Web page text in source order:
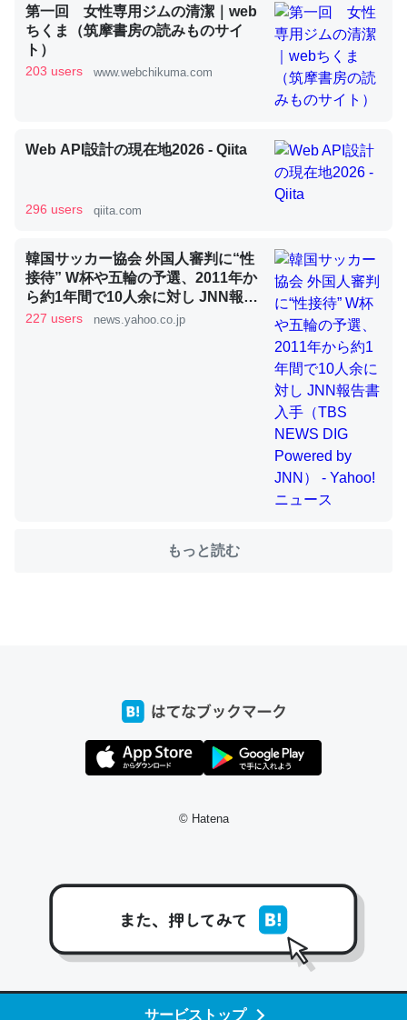
サービストップ
論文では「淡水はカルシウムも酸素も不足してて両方に不
利だから両方が拮抗してるのでは」とあって面白い。海に
いる鋏角類（カブトガニ・ウミグモ）はカルシウムを使わ
ずキチンを強化してる筈だが、酵素が違うのか？
いのか」に関する新仮説
これを元に考えるとカルシウムを大量に使う脊椎動物と貝
類は苦労してるんだな…。腹足類だと殻を無くしてナメク
ジになったり努力してるし。
─ニュース :: 【研究発表】昆虫学の大問題＝「昆虫はなぜ海にいな
ウチもEchoを実家に置いて４年。でたまに覗いてる。ぼ
ちぼちRingも置こうかと画策中。あと、Googleマップで
─たまにLINEするくらいだった遠方の父67歳と僕。ITツール導入で
とかSpotifyを支払う孝行もできる。一生で親と会える残
り時間を日数にすると1週間とかの人が多いそうだけど、
それを実質100倍以上に伸ばす効果があるはず……
私も3年前ぐらいに祖母の家に設置した。ポケットWifiみ
たいなのでネット環境作ったけどAlexaしか使わないので
回線代ほとんどかからないですよ。参考：
第一回 女性専用ジムの清潔｜web
ちくま（筑摩書房の読みものサイ
ト）
203 users www.webchikuma.com
Web API設計の現在地2026 - Qiita
296 users qiita.com
韓国サッカー協会 外国人審判に“性
接待” W杯や五輪の予選、2011年か
ら約1年間で10人余に対し JNN報告
書入手（TBS NEWS DIG Powered
227 users news.yahoo.co.jp
もっと読む
© Hatena